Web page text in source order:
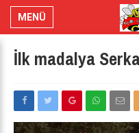
MENÜ
İlk madalya